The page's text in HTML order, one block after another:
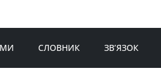
СЛОВНИК ЗВ’ЯЗОК